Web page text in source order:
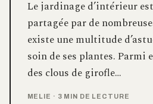
Le jardinage d’intérieur
partagée par de
existe une multitude
soin de ses plantes. Parmi
des clous de girofle…
MELIE · 3 MIN DE LECTURE